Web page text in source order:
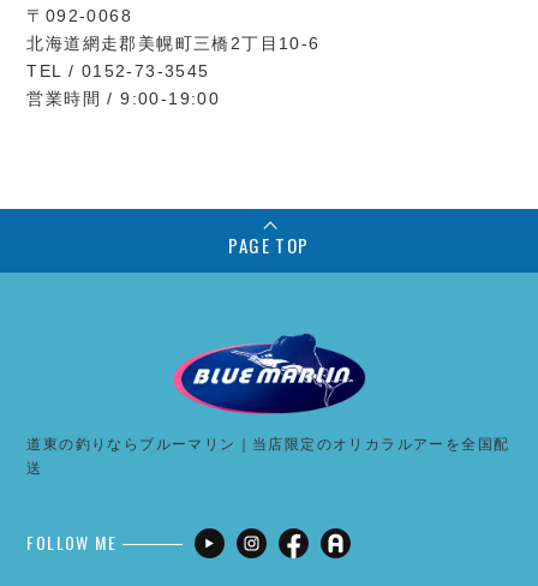
〒092-0068
北海道網走郡美幌町三橋2丁目10-6
TEL / 0152-73-3545
営業時間 / 9:00-19:00
PAGE TOP
道東の釣りならブルーマリン｜当店限定のオリカラルアーを全国配
送
FOLLOW ME